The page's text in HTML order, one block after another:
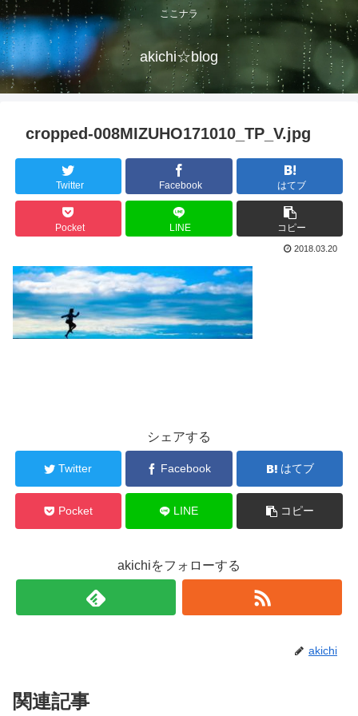
ここナラ
akichi☆blog
cropped-008MIZUHO171010_TP_V.jpg
Twitter Facebook はてブ
Pocket LINE コピー
2018.03.20
シェアする
Twitter Facebook はてブ
Pocket LINE コピー
akichiをフォローする
akichi
関連記事